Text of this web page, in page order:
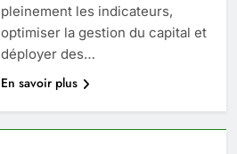
pleinement les indicateurs,
optimiser la gestion du capital et
déployer des…
En savoir plus